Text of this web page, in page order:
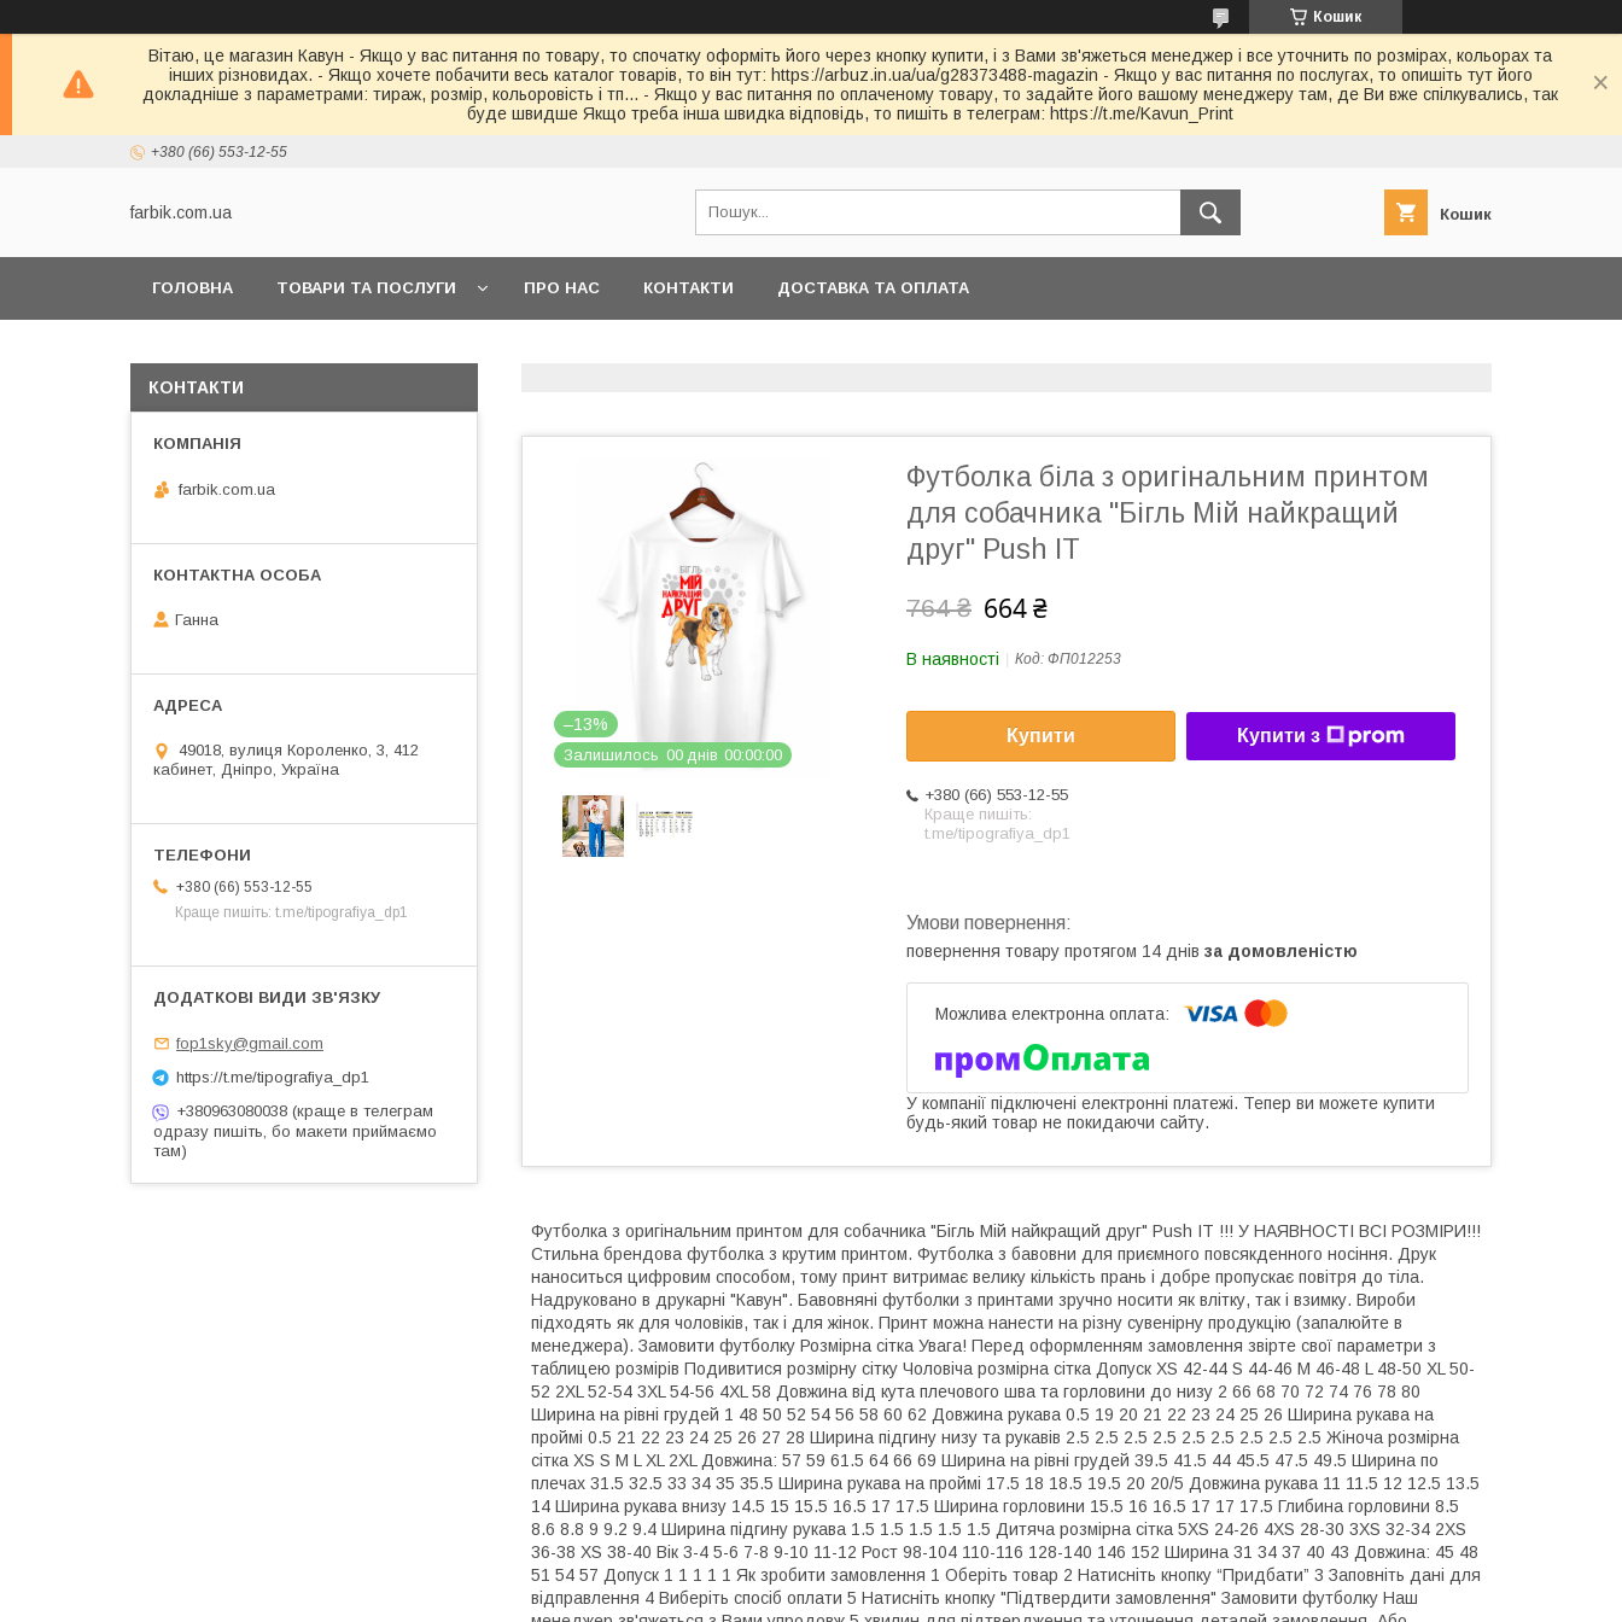
Кошик
Вітаю, це магазин Кавун - Якщо у вас питання по товару, то спочатку оформіть його через кнопку купити, і з Вами зв'яжеться менеджер і все уточнить по розмірах, кольорах та
інших різновидах. - Якщо хочете побачити весь каталог товарів, то він тут: https://arbuz.in.ua/ua/g28373488-magazin - Якщо у вас питання по послугах, то опишіть тут його
докладніше з параметрами: тираж, розмір, кольоровість і тп... - Якщо у вас питання по оплаченому товару, то задайте його вашому менеджеру там, де Ви вже спілкувались, так
буде швидше Якщо треба інша швидка відповідь, то пишіть в телеграм: https://t.me/Kavun_Print
+380 (66) 553-12-55
farbik.com.ua Кошик
ГОЛОВНА ТОВАРИ ТА ПОСЛУГИ ПРО НАС КОНТАКТИ ДОСТАВКА ТА ОПЛАТА
–13%
Залишилось 00 днів 00 00 00
Футболка біла з оригінальним принтом
для собачника "Бігль Мій найкращий
друг" Push IT
764 ₴ 664 ₴
В наявності Код: ФП012253
Купити Купити з
+380 (66) 553-12-55
Краще пишіть:
t.me/tipografiya_dp1
повернення товару протягом 14 днів за домовленістю
У компанії підключені електронні платежі. Тепер ви можете купити
будь-який товар не покидаючи сайту.
Футболка з оригінальним принтом для собачника "Бігль Мій найкращий друг" Push IT !!! У НАЯВНОСТІ ВСІ РОЗМІРИ!!!
Стильна брендова футболка з крутим принтом. Футболка з бавовни для приємного повсякденного носіння. Друк
наноситься цифровим способом, тому принт витримає велику кількість прань і добре пропускає повітря до тіла.
Надруковано в друкарні "Кавун". Бавовняні футболки з принтами зручно носити як влітку, так і взимку. Вироби
підходять як для чоловіків, так і для жінок. Принт можна нанести на різну сувенірну продукцію (запалюйте в
менеджера). Замовити футболку Розмірна сітка Увага! Перед оформленням замовлення звірте свої параметри з
таблицею розмірів Подивитися розмірну сітку Чоловіча розмірна сітка Допуск XS 42-44 S 44-46 M 46-48 L 48-50 XL 50-
52 2XL 52-54 3XL 54-56 4XL 58 Довжина від кута плечового шва та горловини до низу 2 66 68 70 72 74 76 78 80
Ширина на рівні грудей 1 48 50 52 54 56 58 60 62 Довжина рукава 0.5 19 20 21 22 23 24 25 26 Ширина рукава на
проймі 0.5 21 22 23 24 25 26 27 28 Ширина підгину низу та рукавів 2.5 2.5 2.5 2.5 2.5 2.5 2.5 2.5 2.5 Жіноча розмірна
сітка XS S M L XL 2XL Довжина: 57 59 61.5 64 66 69 Ширина на рівні грудей 39.5 41.5 44 45.5 47.5 49.5 Ширина по
плечах 31.5 32.5 33 34 35 35.5 Ширина рукава на проймі 17.5 18 18.5 19.5 20 20/5 Довжина рукава 11 11.5 12 12.5 13.5
14 Ширина рукава внизу 14.5 15 15.5 16.5 17 17.5 Ширина горловини 15.5 16 16.5 17 17 17.5 Глибина горловини 8.5
8.6 8.8 9 9.2 9.4 Ширина підгину рукава 1.5 1.5 1.5 1.5 1.5 Дитяча розмірна сітка 5XS 24-26 4XS 28-30 3XS 32-34 2XS
36-38 XS 38-40 Вік 3-4 5-6 7-8 9-10 11-12 Рост 98-104 110-116 128-140 146 152 Ширина 31 34 37 40 43 Довжина: 45 48
51 54 57 Допуск 1 1 1 1 1 Як зробити замовлення 1 Оберіть товар 2 Натисніть кнопку “Придбати” 3 Заповніть дані для
відправлення 4 Виберіть спосіб оплати 5 Натисніть кнопку "Підтвердити замовлення" Замовити футболку Наш
КОНТАКТИ
farbik.com.ua
Ганна
49018, вулиця Короленко, 3, 412
кабинет, Дніпро, Україна
+380 (66) 553-12-55
Краще пишіть: t.me/tipografiya_dp1
fop1sky@gmail.com
https://t.me/tipografiya_dp1
+380963080038 (краще в телеграм
одразу пишіть, бо макети приймаємо
там)